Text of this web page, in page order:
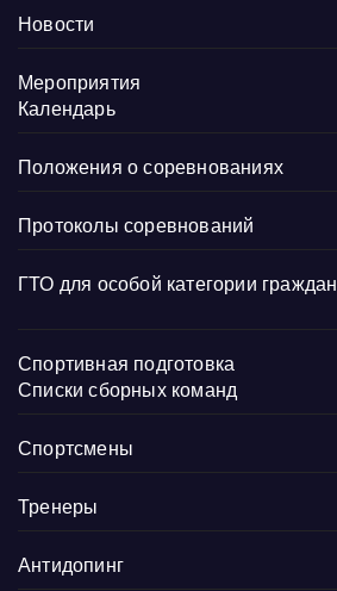
Новости
Мероприятия
Календарь
Положения о соревнованиях
Протоколы соревнований
ГТО для особой категории граждан
Спортивная подготовка
Списки сборных команд
Спортсмены
Тренеры
Антидопинг